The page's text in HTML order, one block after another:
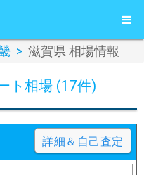
> 滋賀県 相場情報
ト相場 (17件)
詳細＆自己査定